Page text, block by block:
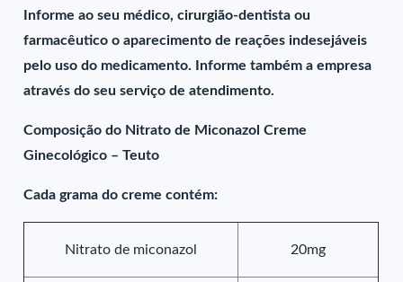
Informe ao seu médico, cirurgião-dentista ou
farmacêutico o aparecimento de reações indesejáveis
pelo uso do medicamento. Informe também a empresa
através do seu serviço de atendimento.
Composição do Nitrato de Miconazol Creme
Ginecológico – Teuto
Cada grama do creme contém:
Nitrato de miconazol 20mg